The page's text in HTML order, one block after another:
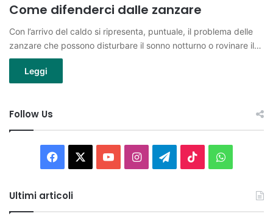
Come difenderci dalle zanzare
Con l’arrivo del caldo si ripresenta, puntuale, il problema delle
zanzare che possono disturbare il sonno notturno o rovinare il…
Leggi
Follow Us
Facebook You InstagramTelegram
TikTok
Ultimi articoli